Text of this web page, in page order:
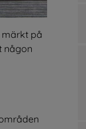
märkt på
någon